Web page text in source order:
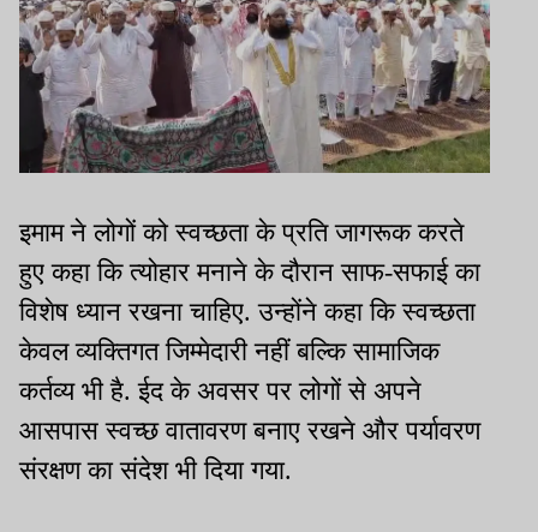
इमाम ने लोगों को स्वच्छता के प्रति जागरूक करते
हुए कहा कि त्योहार मनाने के दौरान साफ-सफाई का
विशेष ध्यान रखना चाहिए. उन्होंने कहा कि स्वच्छता
केवल व्यक्तिगत जिम्मेदारी नहीं बल्कि सामाजिक
कर्तव्य भी है. ईद के अवसर पर लोगों से अपने
आसपास स्वच्छ वातावरण बनाए रखने और पर्यावरण
संरक्षण का संदेश भी दिया गया.